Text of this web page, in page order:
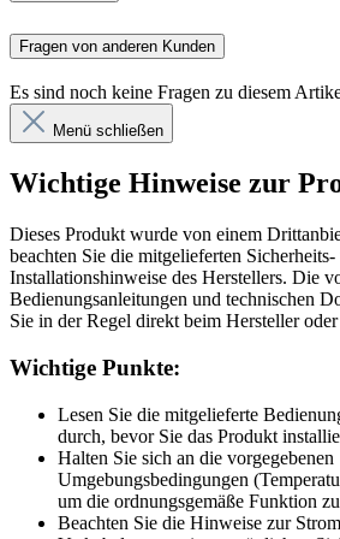
Fragen von anderen Kunden
Es sind noch keine Fragen zu diesem
Menü schließen
Wichtige Hinweise zur
Dieses Produkt wurde von einem
beachten Sie die mitgelieferten Sicherheits-
Installationshinweise des Herstellers. Die
Bedienungsanleitungen und technischen
Sie in der Regel direkt beim Hersteller oder
Wichtige Punkte:
Lesen Sie die mitgelieferte
durch, bevor Sie das Produkt
Halten Sie sich an die vorgegebenen
Umgebungsbedingungen
um die ordnungsgemäße Funktion
Beachten Sie die Hinweise zur